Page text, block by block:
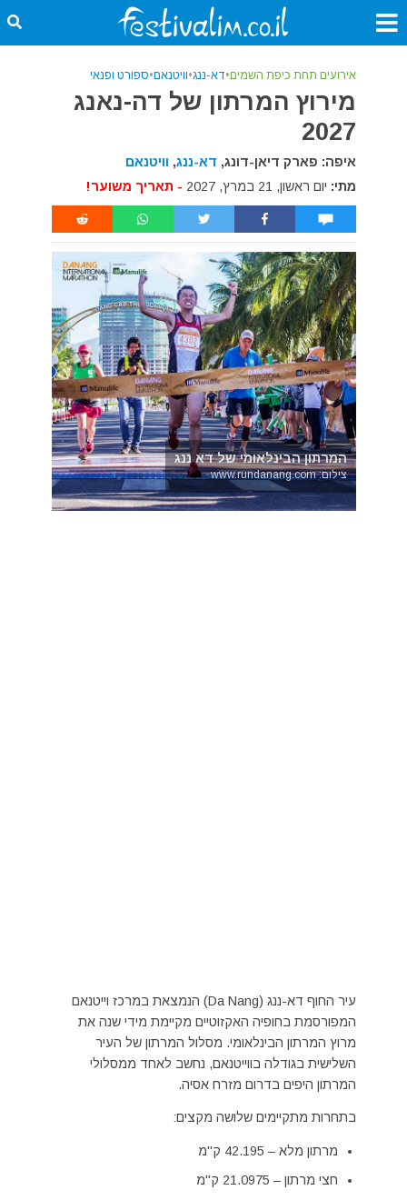
אירועים תחת כיפת השמים•דא-ננג•וויטנאם•ספורט ופנאי
מירוץ המרתון של דה-נאנג
2027
איפה: פארק דיאן-דונג, דא-ננג, וויטנאם
מתי: יום ראשון, 21 במרץ, 2027 - תאריך משוער!
המרתון הבינלאומי של דא ננג
צילום: www.rundanang.com
עיר החוף דא-ננג (Da Nang) הנמצאת במרכז וייטנאם
המפורסמת בחופיה האקזוטיים מקיימת מידי שנה את
מרוץ המרתון הבינלאומי. מסלול המרתון של העיר
השלישית בגודלה בווייטנאם, נחשב לאחד ממסלולי
המרתון היפים בדרום מזרח אסיה.
בתחרות מתקיימים שלושה מקצים:
מרתון מלא – 42.195 ק"מ
חצי מרתון – 21.0975 ק"מ